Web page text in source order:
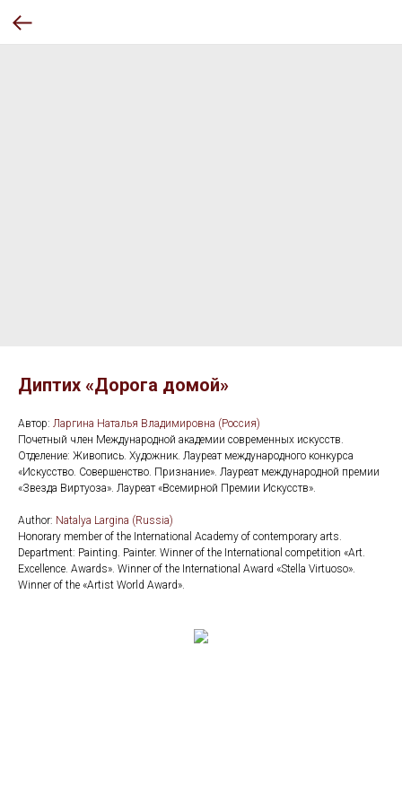
Диптих «Дорога домой»
Автор: Ларгина Наталья Владимировна (Россия)
Почетный член Международной академии современных искусств.
Отделение: Живопись. Художник. Лауреат международного конкурса
«Искусство. Совершенство. Признание». Лауреат международной премии
«Звезда Виртуоза». Лауреат «Всемирной Премии Искусств».
Author: Natalya Largina (Russia)
Honorary member of the International Academy of contemporary arts.
Department: Painting. Painter. Winner of the International competition «Art.
Excellence. Awards». Winner of the International Award «Stella Virtuoso».
Winner of the «Artist World Award».